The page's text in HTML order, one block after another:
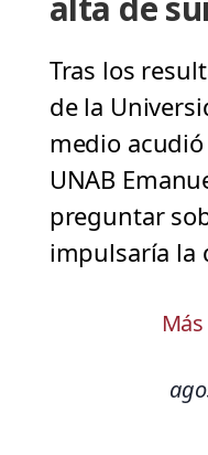
Tras los
de la
medio
UNAB
preguntar
impulsaría la